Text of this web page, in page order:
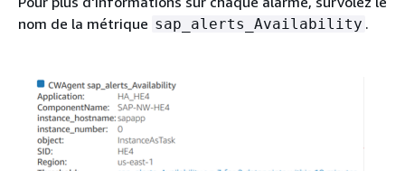
nom de la métrique sap_alerts_Availability .